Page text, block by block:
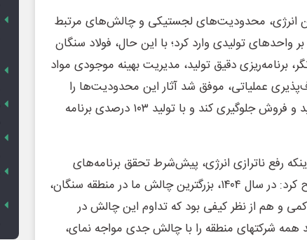
انرژی، محدودیت‌های لجستیکی و چالش‌های مرتبط
تولیدی وارد کرد؛ با این حال، فولاد سنگان
برنامه‌ریزی دقیق تولید، مدیریت بهینه موجودی مواد
عملیاتی، موفق شد آثار این محدودیت‌ها را
کنترل کرده و از اختلال در تداوم تولید و فروش جلوگیری کند و با تولید ۱۰۳ درصدی برنامه
رفع ناترازی انرژی، پیش‌شرط تحقق برنامه‌های
توسعه‌ای صنعت فولاد است، تصریح کرد: در سال ۱۴۰۴، بزرگترین چالش ما در منطقه سنگان،
و هم از نظر کیفی بود که تداوم این چالش در
شرکتهای منطقه را با چالش جدی مواجه نمای،